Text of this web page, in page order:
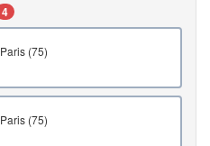
4
le 10/09/26 de 09:00 à 17:00 - Paris (75)
le 01/10/26 de 09:00 à 17:00 - Paris (75)